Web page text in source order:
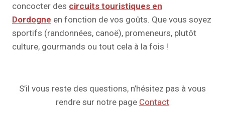
concocter des circuits touristiques en
Dordogne en fonction de vos goûts. Que vous soyez
sportifs (randonnées, canoë), promeneurs, plutôt
culture, gourmands ou tout cela à la fois !
S’il vous reste des questions, n’hésitez pas à vous
rendre sur notre page Contact